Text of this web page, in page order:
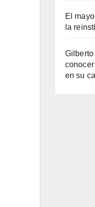
El
la
en su